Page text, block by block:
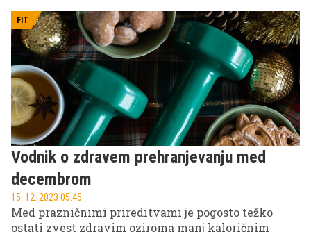
garantiranih, hitrih metodah, ki ne, da samo ne
delujejo, temveč so tudi škodljive. Tako na
fiziološkem kot na psihofizičnem področju.
Nekateri od vas si ne boste želeli slišati
naslednjega, ampak hej, zato smo tukaj ...
FIT
Vodnik o zdravem prehranjevanju med
decembrom
15. 12. 2023 05.45
Med prazničnimi prireditvami je pogosto težko
ostati zvest zdravim oziroma manj kaloričnim